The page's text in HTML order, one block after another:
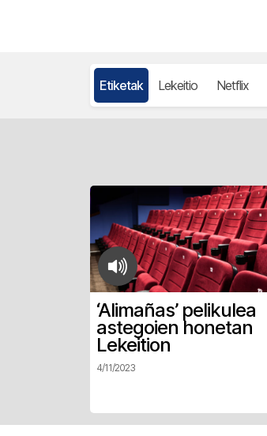
Etiketak Lekeitio Netflix
‘Alimañas’ pelikulea
astegoien honetan
Lekeition
4/11/2023